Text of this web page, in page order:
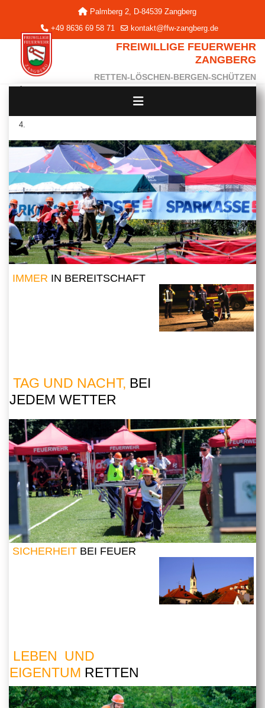
Palmberg 2, D-84539 Zangberg
+49 8636 69 58 71
kontakt@ffw-zangberg.de
FREIWILLIGE FEUERWEHR
ZANGBERG
RETTEN-LÖSCHEN-BERGEN-SCHÜTZEN
IMMER IN BEREITSCHAFT
TAG UND NACHT, BEI
JEDEM WETTER
SICHERHEIT BEI FEUER
LEBEN UND
EIGENTUM RETTEN